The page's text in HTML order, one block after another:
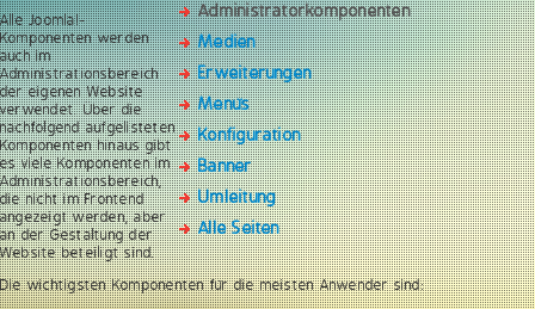
Administratorkomponenten
Medien
Erweiterungen
Menüs
Konfiguration
Banner
Umleitung
Alle Seiten
Alle Joomla!-
Komponenten werden
auch im
Administrationsbereich
der eigenen Website
verwendet. Über die
nachfolgend aufgelisteten
Komponenten hinaus gibt
es viele Komponenten im
Administrationsbereich,
die nicht im Frontend
angezeigt werden, aber
an der Gestaltung der
Website beteiligt sind.
Die wichtigsten Komponenten für die meisten Anwender sind: